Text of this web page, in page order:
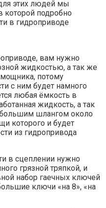
этих людей мы
которой подробно
в гидроприводе
вам нужно
жидкостью, а так же
потому
с ним будет намного
любая ёмкость в
жидкость, а так
шлангом около
которого и будет
из гидропривода
в сцеплении нужно
грязной тряпкой, и
набор гаечных ключей
ключи «на 8», «на